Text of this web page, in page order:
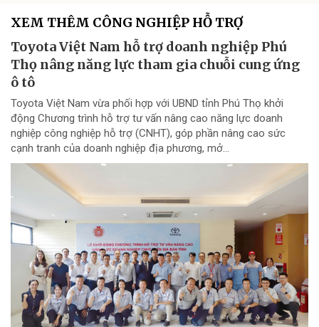
XEM THÊM CÔNG NGHIỆP HỖ TRỢ
Toyota Việt Nam hỗ trợ doanh nghiệp Phú
Thọ nâng năng lực tham gia chuỗi cung ứng
ô tô
Toyota Việt Nam vừa phối hợp với UBND tỉnh Phú Thọ khởi
động Chương trình hỗ trợ tư vấn nâng cao năng lực doanh
nghiệp công nghiệp hỗ trợ (CNHT), góp phần nâng cao sức
cạnh tranh của doanh nghiệp địa phương, mở...